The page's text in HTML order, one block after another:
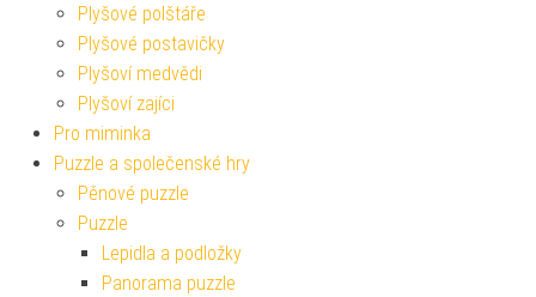
Plyšové polštáře
Plyšové postavičky
Plyšoví medvědi
Plyšoví zajíci
Pro miminka
Puzzle a společenské hry
Pěnové puzzle
Puzzle
Lepidla a podložky
Panorama puzzle